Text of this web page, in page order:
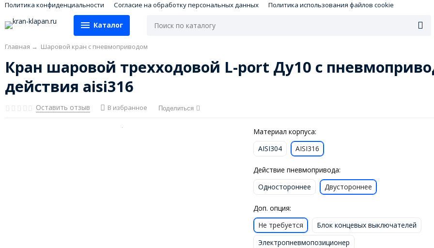
Политика конфиденциальности Согласие на обработку персональных данных Политика использования файлов cookie
Каталог
Главная → Шаровой кран с пневмоприводом
Кран шаровой трехходовой L-port Ду10 с
действия aisi316
Оставить отзыв В избранное Поделиться
Материал корпуса:
AISI304
AISI316
Действие пневмопривода:
Одностороннее
Двустороннее
Доп. опция:
Не требуется
Блок концевых выключателей
Электропневмопозиционер